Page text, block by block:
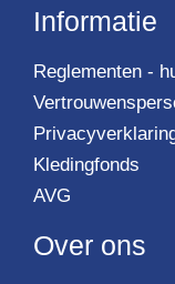
Informatie
Reglementen -
Kledingfonds
AVG
Over ons